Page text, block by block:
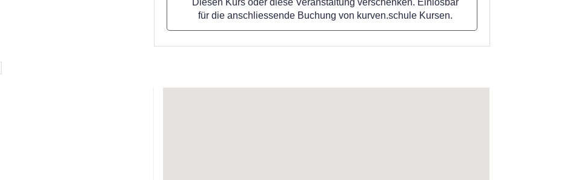
Diesen Kurs oder diese Veranstaltung verschenken. Einlösbar
für die anschliessende Buchung von kurven.schule Kursen.